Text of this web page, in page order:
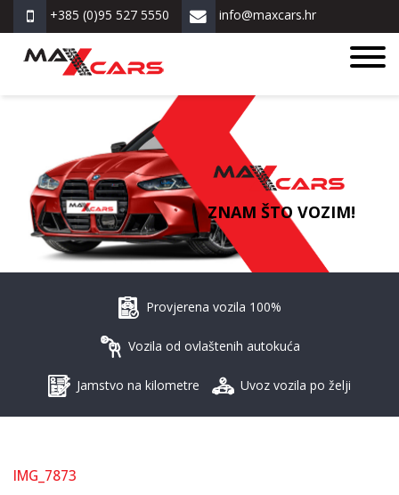
+385 (0)95 527 5550 info@maxcars.hr
ZNAM ŠTO VOZIM!
Provjerena vozila 100%
Vozila od ovlaštenih autokuća
Jamstvo na kilometre Uvoz vozila po želji
IMG_7873